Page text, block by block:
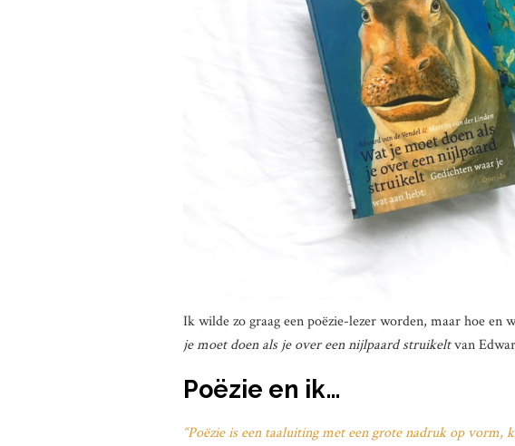
Ik wilde zo graag een poëzie-lezer worden, maar hoe en
je moet doen als je over een nijlpaard struikeltvan
Poëzie en ik…
“Poëzieis een taaluiting met een grote nadruk op vorm,